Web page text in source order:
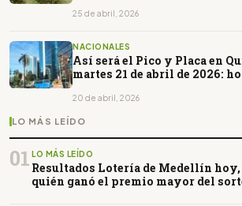
25 de abril, 2026
NACIONALES
Así será el Pico y Placa en
martes 21 de abril de 2026:
20 de abril, 2026
LO MÁS LEÍDO
01 LO MÁS LEÍDO
Resultados Lotería de Medellín hoy,
quién ganó el premio mayor del